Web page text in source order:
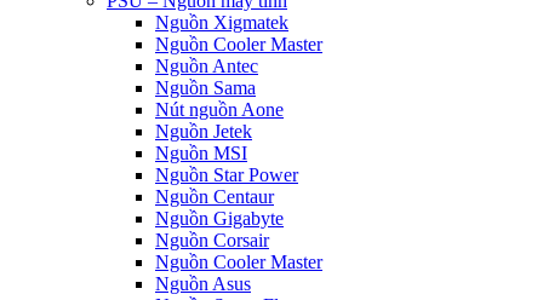
Nguồn Xigmatek
Nguồn Cooler Master
Nguồn Antec
Nguồn Sama
Nút nguồn Aone
Nguồn Jetek
Nguồn MSI
Nguồn Star Power
Nguồn Centaur
Nguồn Gigabyte
Nguồn Corsair
Nguồn Cooler Master
Nguồn Asus